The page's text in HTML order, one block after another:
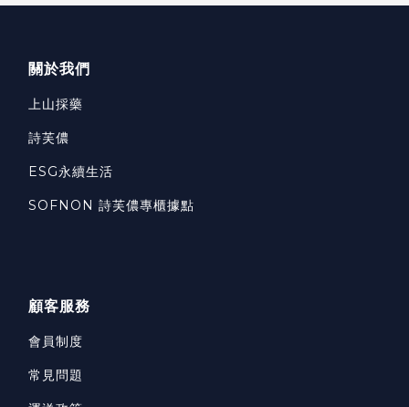
關於我們
上山採藥
詩芙儂
ESG永續生活
SOFNON 詩芙儂專櫃據點
顧客服務
會員制度
常見問題